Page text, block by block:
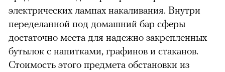
электрических лампах накаливания. Внутри
переделанной под домашний бар сферы
достаточно места для надежно закрепленных
бутылок с напитками, графинов и стаканов.
Стоимость этого предмета обстановки из